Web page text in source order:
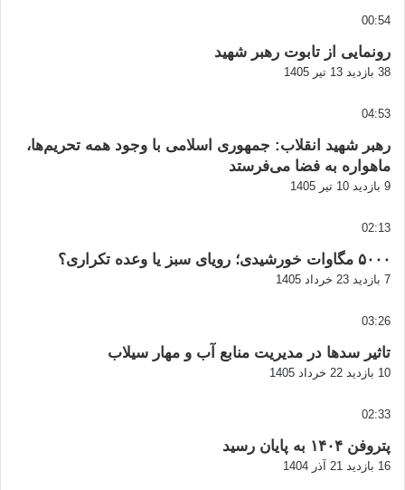
00:54
رونمایی از تابوت رهبر شهید
38 بازدید 13 تیر 1405
04:53
رهبر شهید انقلاب: جمهوری اسلامی با وجود همه تحریم‌ها،
ماهواره به فضا می‌فرستد
9 بازدید 10 تیر 1405
02:13
۵۰۰۰ مگاوات خورشیدی؛ رویای سبز یا وعده تکراری؟
7 بازدید 23 خرداد 1405
03:26
تاثیر سدها در مدیریت منابع آب و مهار سیلاب
10 بازدید 22 خرداد 1405
02:33
پتروفن ۱۴۰۴ به پایان رسید
16 بازدید 21 آذر 1404